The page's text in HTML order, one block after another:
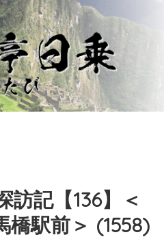
訪記【136】＜
駅前＞ (1558)